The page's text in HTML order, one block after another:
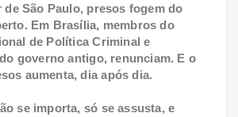
São Paulo, presos fogem do
Em Brasília, membros do
de Política Criminal e
governo antigo, renunciam. E o
aumenta, dia após dia.
se importa, só se assusta, e